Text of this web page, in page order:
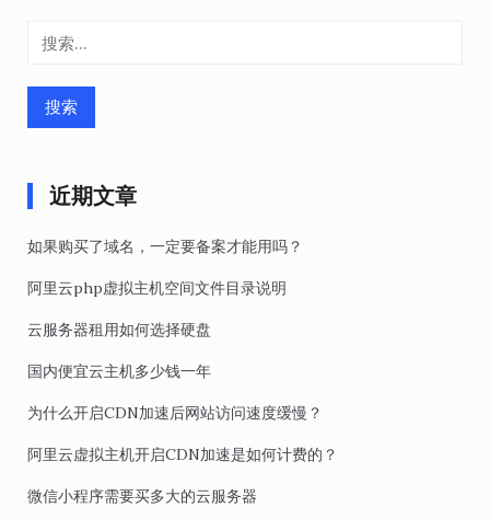
近期文章
如果购买了域名，一定要备案才能用吗？
阿里云php虚拟主机空间文件目录说明
云服务器租用如何选择硬盘
国内便宜云主机多少钱一年
为什么开启CDN加速后网站访问速度缓慢？
阿里云虚拟主机开启CDN加速是如何计费的？
微信小程序需要买多大的云服务器